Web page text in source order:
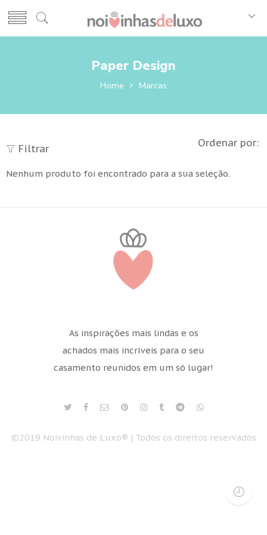
Paper Design
Home Marcas
Filtrar Ordenar por:
Nenhum produto foi encontrado para a sua seleção.
As inspirações mais lindas e os
achados mais incríveis para o seu
casamento reunidos em um só lugar!
©2019 Noivinhas de Luxo® | Todos os direitos reservados